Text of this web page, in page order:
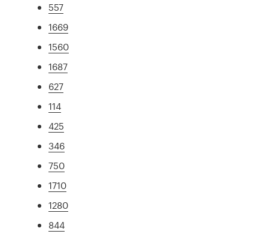
557
1669
1560
1687
627
114
425
346
750
1710
1280
844